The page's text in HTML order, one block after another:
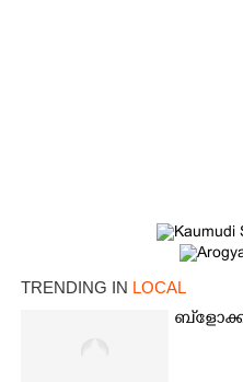
TRENDING IN LOCAL